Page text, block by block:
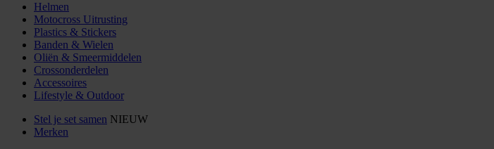
Helmen
Motocross Uitrusting
Plastics & Stickers
Banden & Wielen
Oliën & Smeermiddelen
Crossonderdelen
Accessoires
Lifestyle & Outdoor
Stel je set samen NIEUW
Merken